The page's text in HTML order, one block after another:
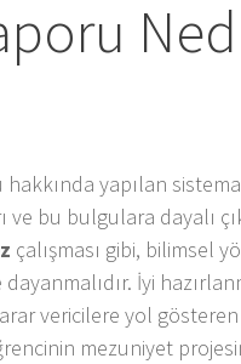
yapılan
bu bulgulara dayalı
çalışması gibi, bilimsel
İyi
vericilere yol
mezuniyet